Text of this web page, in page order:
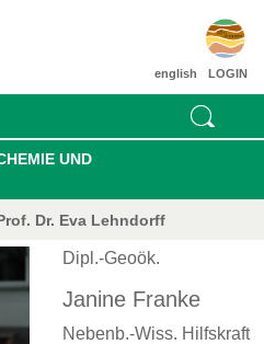
LOGIN
english
UND
Dr. Eva Lehndorff
Dipl.-Geoök.
Janine Franke
Nebenb.-Wiss. Hilfskraft